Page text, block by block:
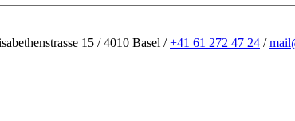
15 / 4010 Basel /+41 61 272 47 24 /